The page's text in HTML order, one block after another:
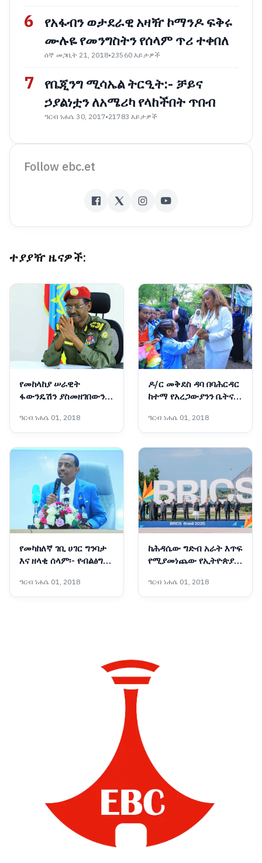
6
የአፋብን ወታደራዊ አዛዥ ኮማንዶ ፍቅሩ
ሙሉዬ የመንግስትን የሰላም ጥሪ ተቀበለ
ሰኞ መጋቢት 21, 2018•23560 እይታዎች
7
የቤጂንግ ሚሳኤል ትርዒት:- ቻይና
ኃያልነቷን ለአሜሪካ የላከችበት ጥበብ
ዓርብ ነሐሴ 30, 2017•21783 እይታዎች
Follow ebc.et
ተያያዥ ዜናዎች:
የመከላከያ ሠራዊት
ፋውንዴሽን ያስመዘገበውን
ፊልድ ማርሻል ብርሃኑ ጁላ
ዓርብ ነሐሴ 01, 2018
ዶ/ር መቅደስ ዳባ በባሕርዳር
ከተማ የአረጋውያንን ቤትና
አስጀመሩ
ዓርብ ነሐሴ 01, 2018
የመካከለኛ ገቢ ሀገር ግንባታ
እና ዘላቂ ሰላም፡- የብልፅግና
ዓመታት ስትራቴጂካዊ
አቅጣጫዎች
ዓርብ ነሐሴ 01, 2018
ከሕዳሴው ግድብ አራት እጥፍ
የሚያመነጨው የኢትዮጵያ
ዓርብ ነሐሴ 01, 2018